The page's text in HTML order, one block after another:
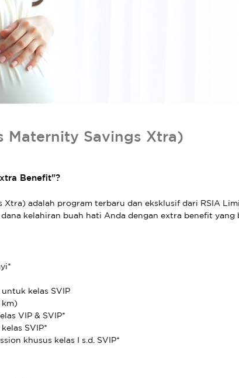
Maternity Savings Xtra)
Benefit"?
adalah program terbaru dan eksklusif dari RSIA
kelahiran buah hati Anda dengan extra benefit yang
kelas SVIP
km)
VIP & SVIP*
SVIP*
khusus kelas I s.d. SVIP*